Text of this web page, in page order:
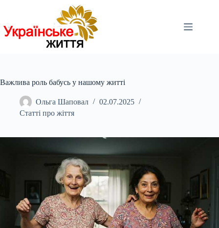
Важлива роль бабусь у нашому житті
Ольга Шаповал
02.07.2025
Статті про жіття